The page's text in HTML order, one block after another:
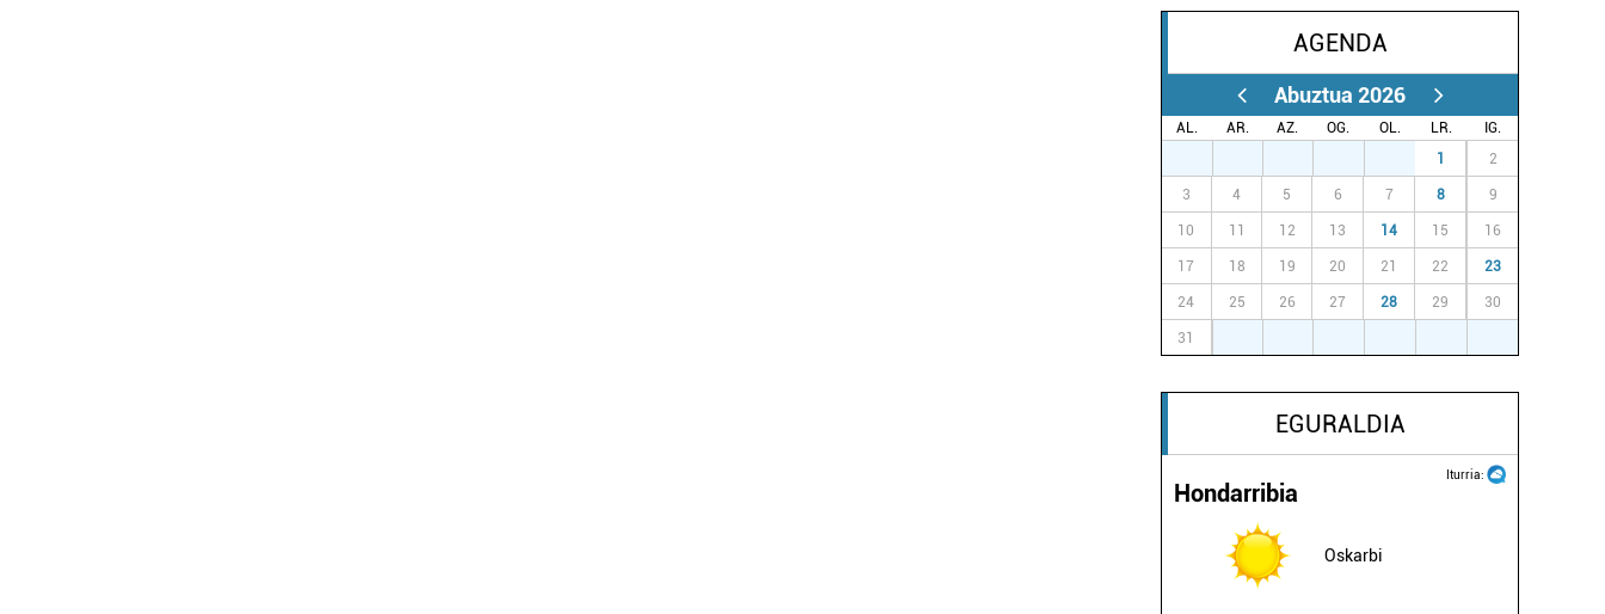
AGENDA
Abuztua 2026
AL. AR. AZ. OG. OL. LR.
IG.
1 2
3 4 5 6 7 8 9
10 11 12 13 14 15 16
17 18 19 20 21 22 23
24 25 26 27 28 29 30
31
EGURALDIA
Iturria:
Hondarribia
Oskarbi